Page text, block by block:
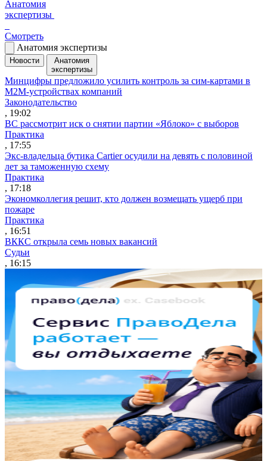
Анатомия
экспертизы
Смотреть
Анатомия экспертизы
Новости
Анатомия
экспертизы
Минцифры предложило усилить контроль за сим-картами в
M2M-устройствах компаний
Законодательство
, 19:02
ВС рассмотрит иск о снятии партии «Яблоко» с выборов
Практика
, 17:55
Экс-владельца бутика Cartier осудили на девять с половиной
лет за таможенную схему
Практика
, 17:18
Экономколлегия решит, кто должен возмещать ущерб при
пожаре
Практика
, 16:51
ВККС открыла семь новых вакансий
Судьи
, 16:15